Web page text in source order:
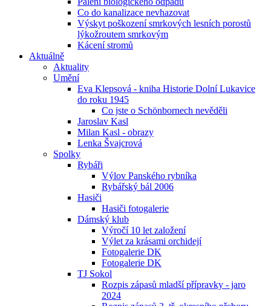
Co do kanalizace nevhazovat
Výskyt poškození smrkových lesních porostů
lýkožroutem smrkovým
Kácení stromů
Aktuálně
Aktuality
Umění
Eva Klepsová - kniha Historie Dolní Lukavice
do roku 1945
Co jste o Schönbornech nevěděli
Jaroslav Kasl
Milan Kasl - obrazy
Lenka Švajcrová
Spolky
Rybáři
Výlov Panského rybníka
Rybářský bál 2006
Hasiči
Hasiči fotogalerie
Dámský klub
Výročí 10 let založení
Výlet za krásami orchidejí
Fotogalerie DK
Fotogalerie DK
TJ Sokol
Rozpis zápasů mladší přípravky - jaro
2024